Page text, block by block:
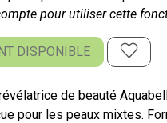
pour utiliser cette
DISPONIBLE
de beauté
pour les peaux mixtes.